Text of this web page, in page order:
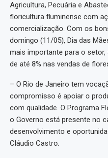
Agricultura, Pecuária e
floricultura fluminense com
comercialização. Com os
domingo (11/05), Dia das
mais importante para o
de até 8% nas vendas de
– O Rio de Janeiro tem
compromisso é apoiar o
com qualidade. O Programa
o Governo está presente no
desenvolvimento e
Cláudio Castro.